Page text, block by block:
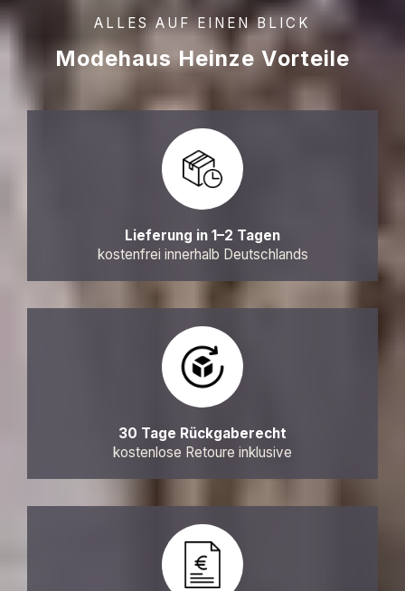
ALLES AUF EINEN BLICK
Modehaus Heinze Vorteile
Lieferung in 1–2 Tagen
kostenfrei innerhalb Deutschlands
30 Tage Rückgaberecht
kostenlose Retoure inklusive